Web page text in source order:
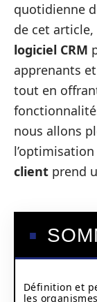
quotidienne
de cet
logiciel CRM
apprenants
tout en
nous allons
client prend
Définition et
les